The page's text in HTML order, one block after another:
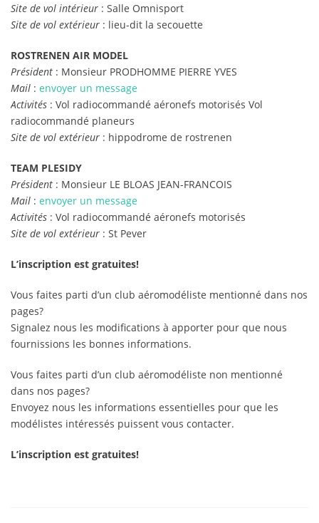
Site de vol intérieur : Salle Omnisport
Site de vol extérieur : lieu-dit la secouette
ROSTRENEN AIR MODEL
Président : Monsieur PRODHOMME PIERRE YVES
Mail : envoyer un message
Activités : Vol radiocommandé aéronefs motorisés Vol
radiocommandé planeurs
Site de vol extérieur : hippodrome de rostrenen
TEAM PLESIDY
Président : Monsieur LE BLOAS JEAN-FRANCOIS
Mail : envoyer un message
Activités : Vol radiocommandé aéronefs motorisés
Site de vol extérieur : St Pever
L’inscription est gratuites!
Vous faites parti d’un club aéromodéliste mentionné dans nos
pages?
Signalez nous les modifications à apporter pour que nous
fournissions les bonnes informations.
Vous faites parti d’un club aéromodéliste non mentionné
dans nos pages?
Envoyez nous les informations essentielles pour que les
modélistes intéressés puissent vous contacter.
L’inscription est gratuites!